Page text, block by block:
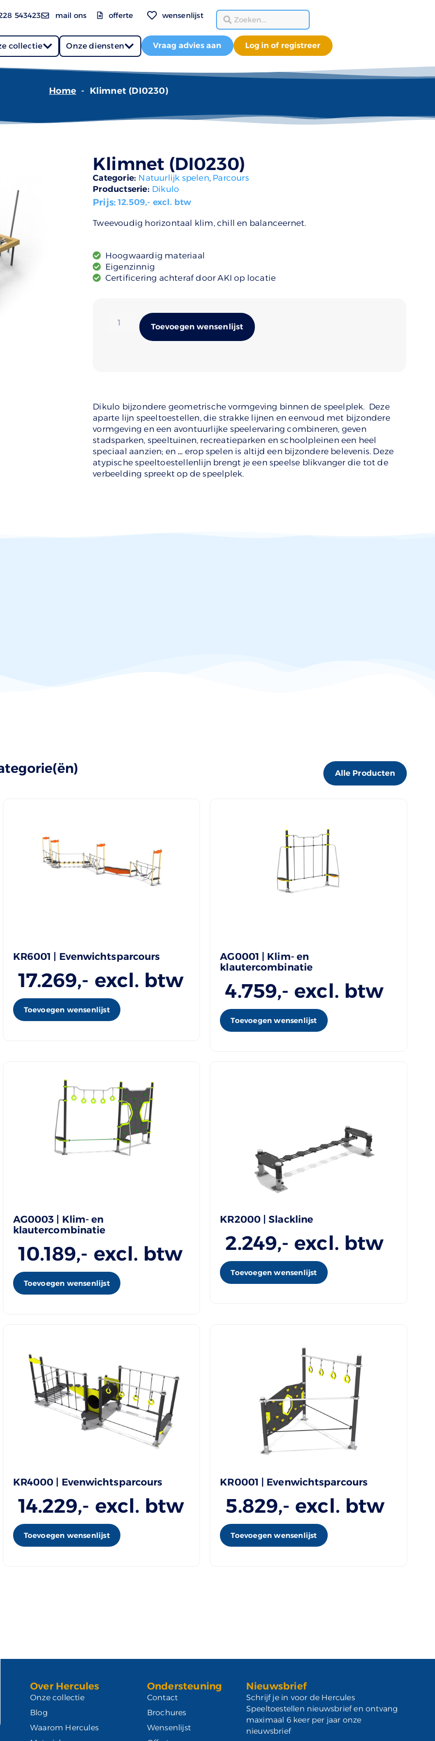
543423 mail ons offerte wensenlijst
collectie Onze diensten Vraag advies aan Log in of registreer
Home - Klimnet (DI0230)
Klimnet (DI0230)
Categorie: Natuurlijk spelen, Parcours
Productserie: Dikulo
Prijs:12.509,- excl. btw
Tweevoudig horizontaal klim, chill en balanceernet.
Hoogwaardig materiaal
Eigenzinnig
Certificering achteraf door AKI op locatie
Toevoegen wensenlijst
Dikulo bijzondere geometrische vormgeving binnen de speelplek. Deze
aparte lijn speeltoestellen, die strakke lijnen en eenvoud met bijzondere
vormgeving en een avontuurlijke speelervaring combineren, geven
stadsparken, speeltuinen, recreatieparken en schoolpleinen een heel
speciaal aanzien; en … erop spelen is altijd een bijzondere belevenis. Deze
atypische speeltoestellenlijn brengt je een speelse blikvanger die tot de
verbeelding spreekt op de speelplek.
Alle Producten
KR6001 | Evenwichtsparcours
17.269,- excl. btw
Toevoegen wensenlijst
AG0001 | Klim- en
klautercombinatie
4.759,- excl. btw
Toevoegen wensenlijst
AG0003 | Klim- en
klautercombinatie
10.189,- excl. btw
Toevoegen wensenlijst
KR2000 | Slackline
2.249,- excl. btw
Toevoegen wensenlijst
KR4000 | Evenwichtsparcours
14.229,- excl. btw
Toevoegen wensenlijst
KR0001 | Evenwichtsparcours
5.829,- excl. btw
Toevoegen wensenlijst
Over Hercules
Onze collectie
Blog
Waarom Hercules
Ondersteuning
Contact
Brochures
Wensenlijst
Nieuwsbrief
Schrijf je in voor de Hercules
Speeltoestellen nieuwsbrief en ontvang
maximaal 6 keer per jaar onze
nieuwsbrief